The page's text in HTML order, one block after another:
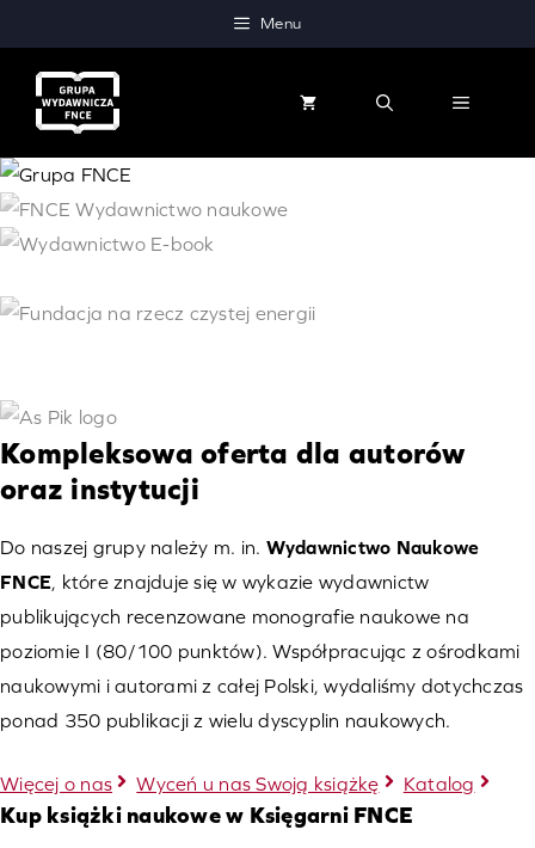
do
treści
Menu
MENU
Kompleksowa oferta dla autorów
oraz instytucji
Do naszej grupy należy m. in. Wydawnictwo Naukowe
FNCE, które znajduje się w wykazie wydawnictw
publikujących recenzowane monografie naukowe na
poziomie I (80/100 punktów). Współpracując z ośrodkami
naukowymi i autorami z całej Polski, wydaliśmy dotychczas
ponad 350 publikacji z wielu dyscyplin naukowych.
Więcej o nas Wyceń u nas Swoją książkę Katalog
Kup książki naukowe w Księgarni FNCE